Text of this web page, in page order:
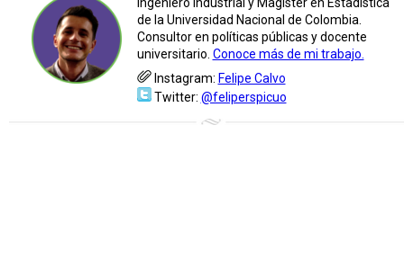
de la Universidad Nacional de Colombia.
Consultor en políticas públicas y docente
universitario. Conoce más de mi trabajo.
Instagram: Felipe Calvo
Twitter: @feliperspicuo